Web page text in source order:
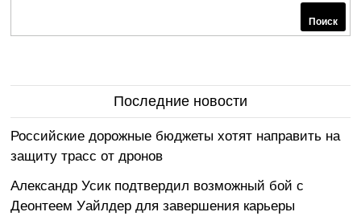
Поиск
Последние новости
Российские дорожные бюджеты хотят направить на
защиту трасс от дронов
Александр Усик подтвердил возможный бой с
Деонтеем Уайлдер для завершения карьеры